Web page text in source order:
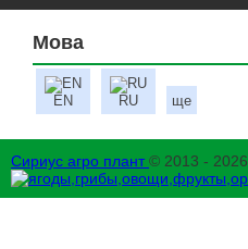
Мова
EN RU ще
Сириус агро плант© 2013 - 2026